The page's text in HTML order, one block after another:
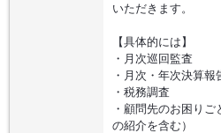
いただきます。
【具体的には】
・月次巡回監査
・月次・年次決算報
・税務調査
・顧問先のお困り
の紹介を含む）